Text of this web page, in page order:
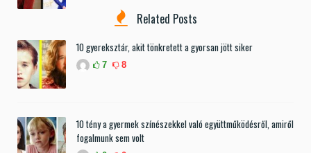
Related Posts
10 gyereksztár, akit tönkretett a gyorsan jött siker
7 8
10 tény a gyermek színészekkel való együttműködésről, amiről
fogalmunk sem volt